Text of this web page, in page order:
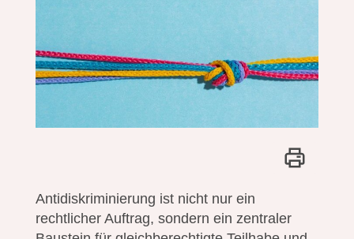
Antidiskriminierung ist nicht nur ein
rechtlicher Auftrag, sondern ein zentraler